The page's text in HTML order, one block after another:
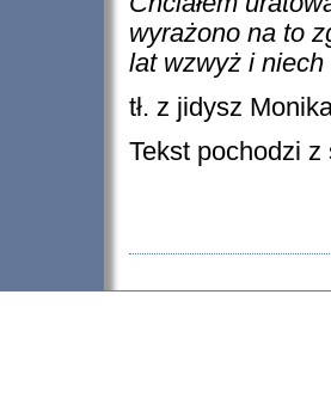
wyrażono na to
lat wzwyż i
tł. z jidysz
Tekst pochodzi